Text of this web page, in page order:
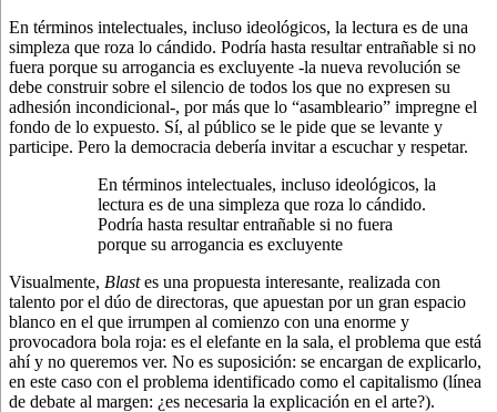
En términos intelectuales, incluso ideológicos, la lectura es de una
simpleza que roza lo cándido. Podría hasta resultar entrañable si no
fuera porque su arrogancia es excluyente -la nueva revolución se
debe construir sobre el silencio de todos los que no expresen su
adhesión incondicional-, por más que lo “asambleario” impregne el
fondo de lo expuesto. Sí, al público se le pide que se levante y
participe. Pero la democracia debería invitar a escuchar y respetar.
En términos intelectuales, incluso ideológicos, la
lectura es de una simpleza que roza lo cándido.
Podría hasta resultar entrañable si no fuera
porque su arrogancia es excluyente
Visualmente, Blastes una propuesta interesante, realizada con
talento por el dúo de directoras, que apuestan por un gran espacio
blanco en el que irrumpen al comienzo con una enorme y
provocadora bola roja: es el elefante en la sala, el problema que está
ahí y no queremos ver. No es suposición: se encargan de explicarlo,
en este caso con el problema identificado como el capitalismo (línea
de debate al margen: ¿es necesaria la explicación en el arte?).